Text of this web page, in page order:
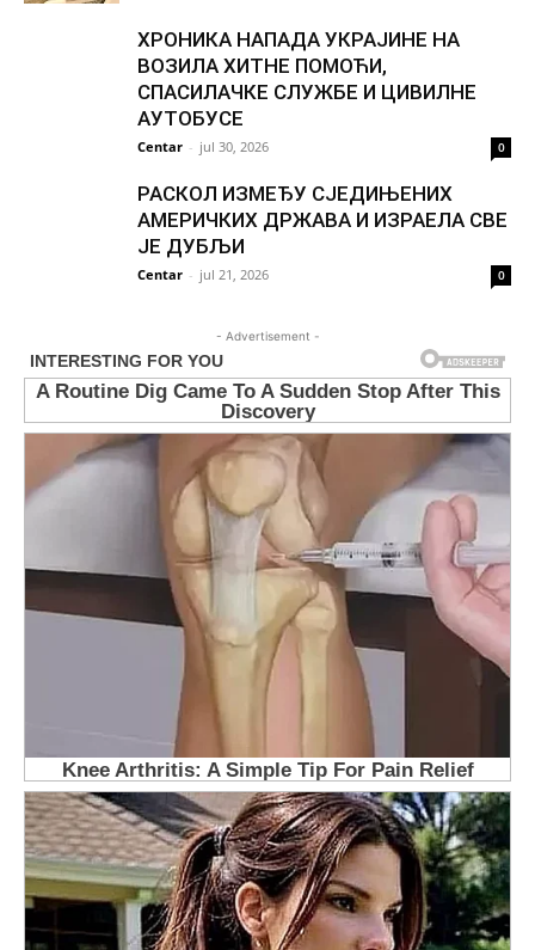
ХРОНИКА НАПАДА УКРАЈИНЕ НА
ВОЗИЛА ХИТНЕ ПОМОЋИ,
СПАСИЛАЧКЕ СЛУЖБЕ И ЦИВИЛНЕ
АУТОБУСЕ
Centar - jul 30, 2026 0
РАСКОЛ ИЗМЕЂУ СЈЕДИЊЕНИХ
АМЕРИЧКИХ ДРЖАВА И ИЗРАЕЛА СВЕ
ЈЕ ДУБЉИ
Centar - jul 21, 2026 0
- Advertisement -